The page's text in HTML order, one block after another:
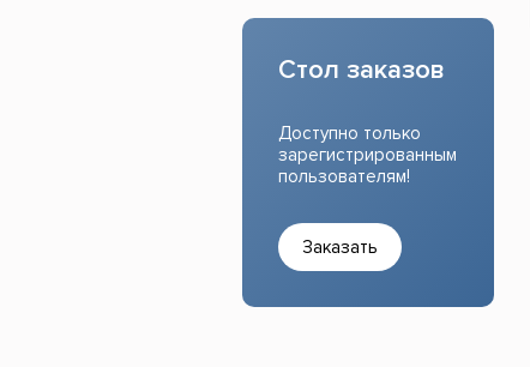
Стол заказов
Доступно только
зарегистрированным
пользователям!
Заказать